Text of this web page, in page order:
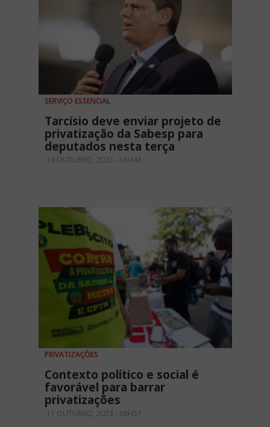
SERVIÇO ESSENCIAL
Tarcísio deve enviar projeto de
privatização da Sabesp para
deputados nesta terça
16 OUTUBRO, 2023 - 16H43
PRIVATIZAÇÕES
Contexto político e social é
favorável para barrar
privatizações
11 OUTUBRO, 2023 - 08H57